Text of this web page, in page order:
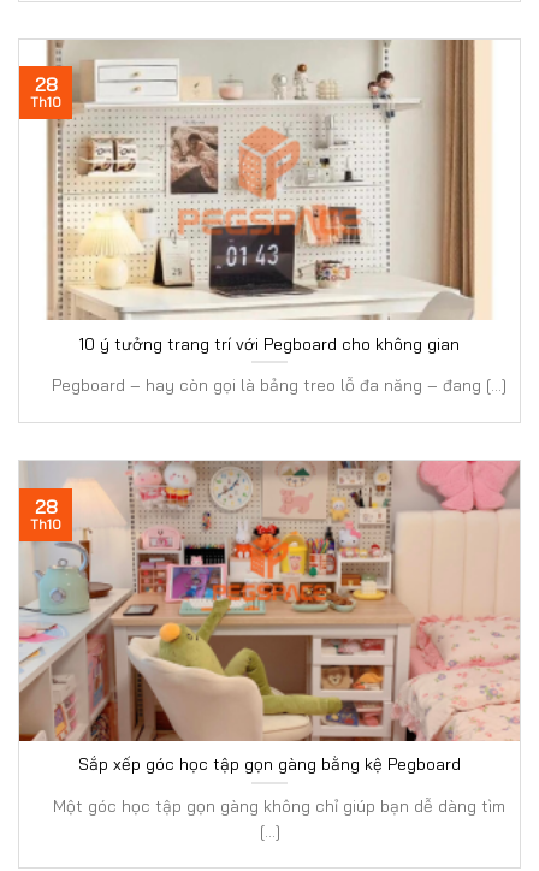
10 ý tưởng trang trí với Pegboard cho không gian
Pegboard – hay còn gọi là bảng treo lỗ đa năng – đang [...]
28
Th10
Sắp xếp góc học tập gọn gàng bằng kệ Pegboard
Một góc học tập gọn gàng không chỉ giúp bạn dễ dàng tìm
[...]
28
Th10